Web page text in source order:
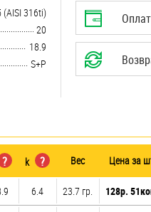
(AISI 316ti)
20
18.9
S+P
? k ? Вес Цена за
6.4 23.7 гр. 128р.